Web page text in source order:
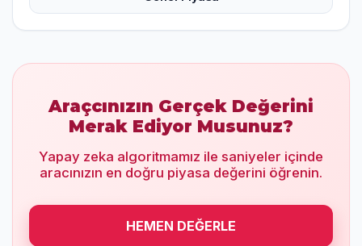
Araçcınızın Gerçek Değerini
Merak Ediyor Musunuz?
Yapay zeka algoritmamız ile saniyeler içinde
aracınızın en doğru piyasa değerini öğrenin.
HEMEN DEĞERLE